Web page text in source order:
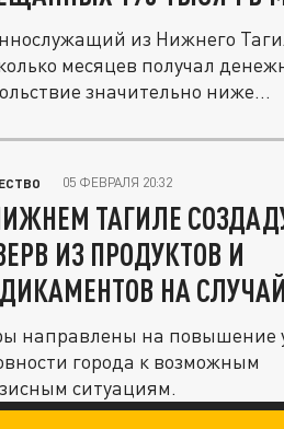
из Нижнего
месяцев получал
значительно ниже
05 ФЕВРАЛЯ 20:32
ТАГИЛЕ
ИЗ ПРОДУКТОВ И
НА
направлены на повышение
города к возможным
ситуациям.